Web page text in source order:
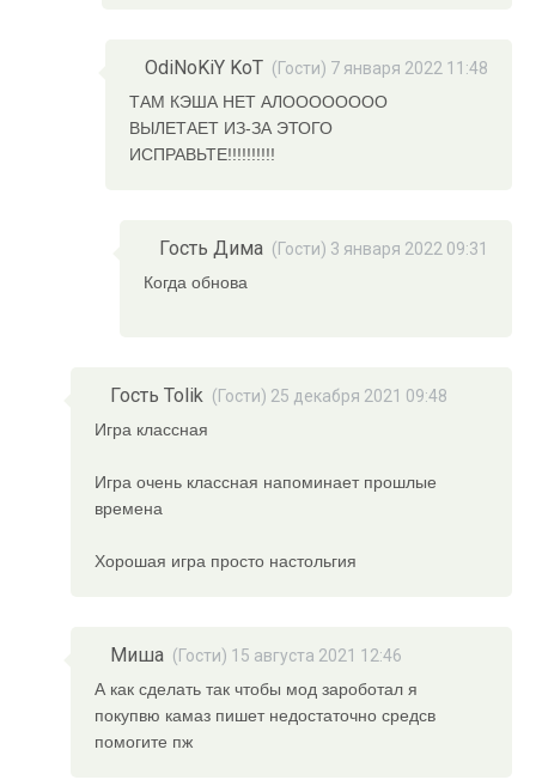
OdiNoKiY KoT (Гости) 7 января 2022 11:48
ТАМ КЭША НЕТ АЛОООООООО
ВЫЛЕТАЕТ ИЗ-ЗА ЭТОГО
ИСПРАВЬТЕ!!!!!!!!!!
Гость Дима (Гости) 3 января 2022 09:31
Когда обнова
Гость Tolik (Гости) 25 декабря 2021 09:48
Игра классная
Игра очень классная напоминает прошлые
времена
Хорошая игра просто настольгия
Миша (Гости) 15 августа 2021 12:46
А как сделать так чтобы мод зароботал я
покупвю камаз пишет недостаточно средсв
помогите пж